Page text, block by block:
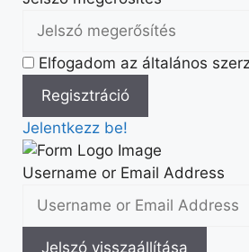
Elfogadom az általános
Jelentkezz be!
Username or Email Address